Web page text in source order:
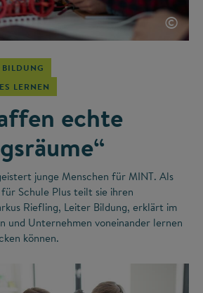
©
LERNEN
echte
junge Menschen für MINT. Als
Schule Plus teilt sie ihren
Riefling, Leiter Bildung, erklärt im
und Unternehmen voneinander lernen
können.